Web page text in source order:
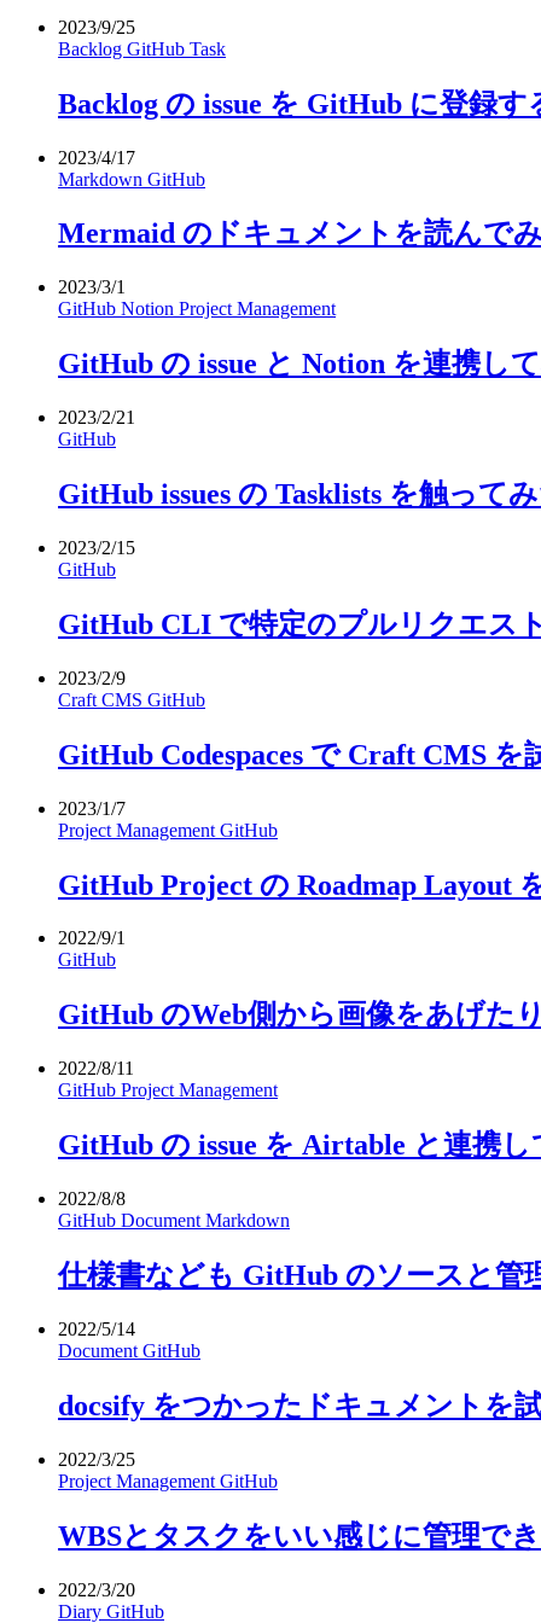
2023/9/25
Backlog GitHub Task
Backlog の issue を GitHub に登録
2023/4/17
Markdown GitHub
Mermaid のドキュメントを読んで
2023/3/1
GitHub Notion Project Management
GitHub の issue と Notion を連携し
2023/2/21
GitHub
GitHub issues の Tasklists を触って
2023/2/15
GitHub
GitHub CLI で特定のプルリクエス
2023/2/9
Craft CMS GitHub
GitHub Codespaces で Craft CMS
2023/1/7
Project Management GitHub
GitHub Project の Roadmap Layout
2022/9/1
GitHub
GitHub のWeb側から画像をあげた
2022/8/11
GitHub Project Management
GitHub の issue を Airtable と連携
2022/8/8
GitHub Document Markdown
仕様書なども GitHub のソースと管
2022/5/14
Document GitHub
docsify をつかったドキュメントを
2022/3/25
Project Management GitHub
WBSとタスクをいい感じに管理で
2022/3/20
Diary GitHub